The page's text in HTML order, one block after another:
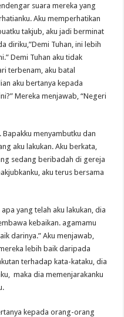
suara mereka yang
Aku memperhatikan
takjub, aku jadi berminat
diriku,”Demi Tuhan, ini lebih
Demi Tuhan aku tidak
terbenam, aku batal
aku bertanya kepada
Mereka menjawab, “Negeri
menyambutku dan
aku lakukan. Aku berkata,
sedang beribadah di gereja
aku terus bersama
yang telah aku lakukan, dia
kebaikan. agamamu
darinya.” Aku menjawab,
lebih baik daripada
terhadap kata-kataku, dia
maka dia memenjarakanku
kepada orang-orang